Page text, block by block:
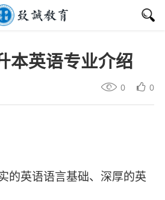
本英语专业介绍
0 0
的英语语言基础、深厚的英